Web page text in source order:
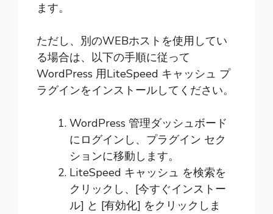
ます。
ただし、別のWEBホストを使用してい
る場合は、以下の手順に従って
WordPress 用LiteSpeed キャッシュ プ
ラグインをインストールしてください。
WordPress 管理ダッシュボード
にログインし、プラグイン セク
ションに移動します。
LiteSpeed キャッシュ を検索を
クリックし、[今すぐインストー
ル] と [有効化] をクリックしま